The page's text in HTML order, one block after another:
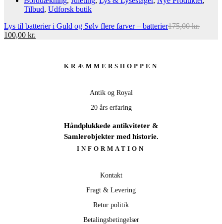
Tilbud, Udforsk butik
Lys til batterier i Guld og Sølv flere farver – batterier175,00kr.
Den
100,00 kr.
100,00 kr..KRÆMMERSHOPPEN
Antik og Royal
20 års erfaring
Håndplukkede antikviteter &
Samlerobjekter med historie.
INFORMATION
Kontakt
Fragt & Levering
Retur politik
Betalingsbetingelser